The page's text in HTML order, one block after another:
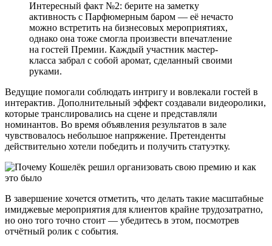
Интересный факт №2: берите на заметку
активность с Парфюмерным баром — её нечасто
можно встретить на бизнесовых мероприятиях,
однако она тоже смогла произвести впечатление
на гостей Премии. Каждый участник мастер-
класса забрал с собой аромат, сделанный своими
руками.
Ведущие помогали соблюдать интригу и вовлекали гостей в
интерактив. Дополнительный эффект создавали видеоролики,
которые транслировались на сцене и представляли
номинантов. Во время объявления результатов в зале
чувствовалось небольшое напряжение. Претенденты
действительно хотели победить и получить статуэтку.
В завершение хочется отметить, что делать такие масштабные
имиджевые мероприятия для клиентов крайне трудозатратно,
но оно того точно стоит — убедитесь в этом, посмотрев
отчётный ролик с события.